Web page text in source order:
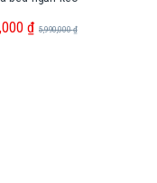
₫ 5,990,000₫